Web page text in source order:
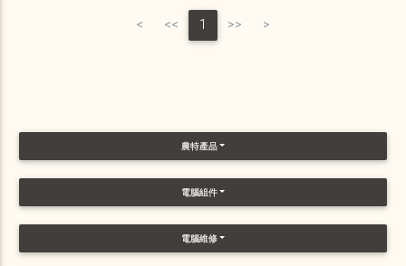
< << 1 >> >
農特產品
電腦組件
電腦維修